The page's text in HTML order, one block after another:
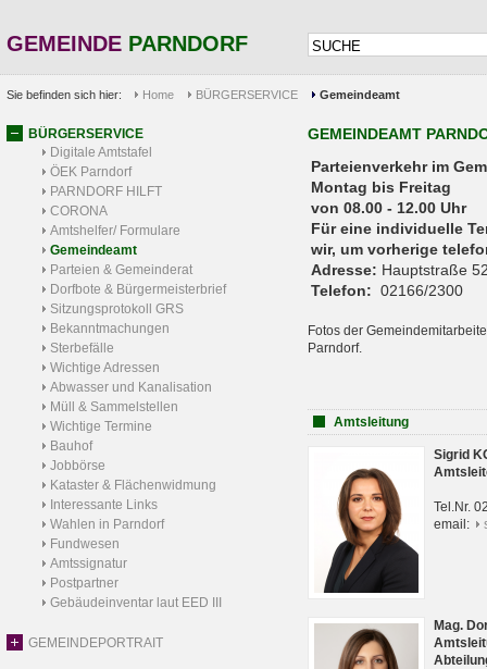
GEMEINDE PARNDORF
Sie befinden sich hier: Home BÜRGERSERVICE Gemeindeamt
BÜRGERSERVICE
Digitale Amtstafel
ÖEK Parndorf
PARNDORF HILFT
CORONA
Amtshelfer/ Formulare
Gemeindeamt
Parteien & Gemeinderat
Dorfbote & Bürgermeisterbrief
Sitzungsprotokoll GRS
Bekanntmachungen
Sterbefälle
Wichtige Adressen
Abwasser und Kanalisation
Müll & Sammelstellen
Wichtige Termine
Bauhof
Jobbörse
Kataster & Flächenwidmung
Interessante Links
Wahlen in Parndorf
Fundwesen
Amtssignatur
Postpartner
Gebäudeinventar laut EED III
GEMEINDEPORTRAIT
GEMEINDEAMT
Parteienverkehr
Montag bis Freitag
von 08.00 - 12.00 Uhr
Für eine individuelle
wir, um vorherige
Adresse: Hauptstraße
Telefon: 02166/2300
Fotos der
Parndorf.
Amtsleitung
Sigrid
Tel.Nr.
email:
Mag.